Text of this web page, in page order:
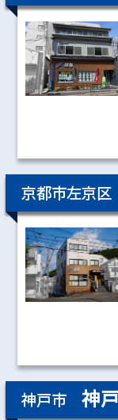
京都市左京区
神戸市 神